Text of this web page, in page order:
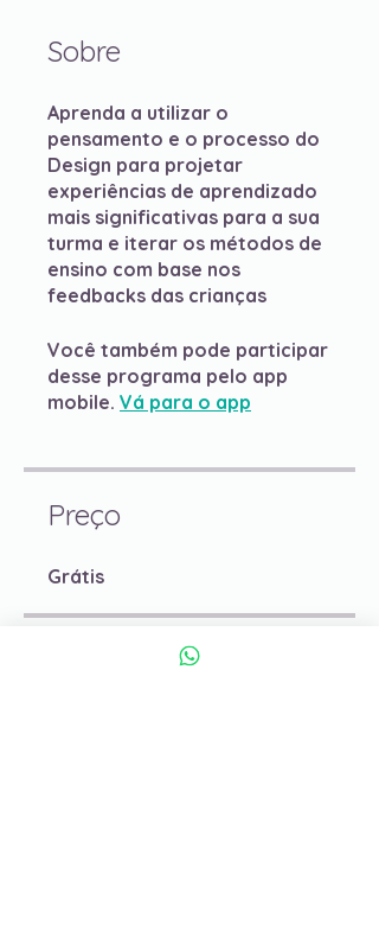
Sobre
Aprenda a utilizar o
pensamento e o processo do
Design para projetar
experiências de aprendizado
mais significativas para a sua
turma e iterar os métodos de
ensino com base nos
feedbacks das crianças
Você também pode participar
desse programa pelo app
mobile. Vá para o app
Preço
Grátis
Compartilhar